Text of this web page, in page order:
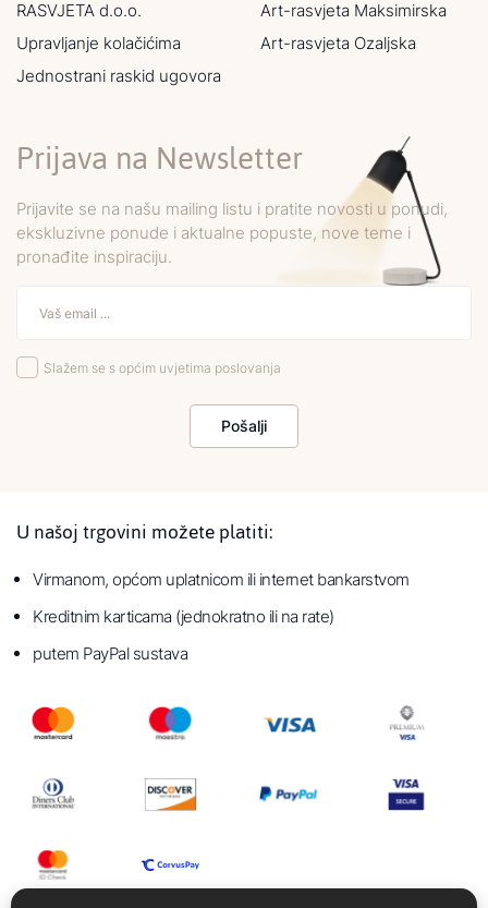
RASVJETA d.o.o.
Upravljanje kolačićima
Jednostrani raskid ugovora
Art-rasvjeta Maksimirska
Art-rasvjeta Ozaljska
Prijava na Newsletter
Prijavite se na našu mailing listu i pratite novosti u ponudi,
ekskluzivne ponude i aktualne popuste, nove teme i
pronađite inspiraciju.
Slažem se s općim uvjetima poslovanja
Pošalji
U našoj trgovini možete platiti:
Virmanom, općom uplatnicom ili internet bankarstvom
Kreditnim karticama (jednokratno ili na rate)
putem PayPal sustava